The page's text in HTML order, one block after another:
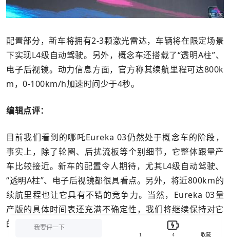
配置部分，新车将拥有2-3颗激光雷达，车辆将在限定场景
下实现L4级自动驾驶。另外，概念车还搭载了“透明A柱”、
电子后视镜。动力信息方面，官方称其续航里程可达800k
m，0-100km/h加速时间少于4秒。
编辑点评：
目前我们看到的哪吒Eureka 03仍然处于概念车的阶段，
事实上，除了轮圈、后扰流板等个别细节，它整体跟量产
车比较接近。新车的配置令人期待，尤其L4级自动驾驶、
“透明A柱”、电子后视镜都很具看点。另外，将近800km的
续航里程也让它具有不错的竞争力。当然，Eureka 03量
产版的具体时间表还充满不确定性，我们将继续保持对它
的关注。我要评一下
1 4 收藏